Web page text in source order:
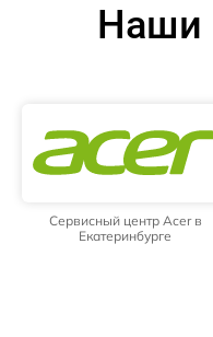
Наши
Сервисный центр Acer в
Екатеринбурге